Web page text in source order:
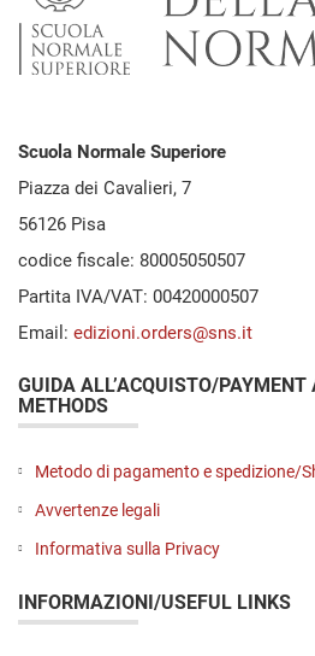
Scuola Normale Superiore
Piazza dei Cavalieri, 7
56126 Pisa
codice fiscale: 80005050507
Partita IVA/VAT: 00420000507
Email: edizioni.orders@sns.it
GUIDA ALL’ACQUISTO/PAYMENT
METHODS
Metodo di pagamento e spedizione/
Avvertenze legali
Informativa sulla Privacy
INFORMAZIONI/USEFUL LINKS